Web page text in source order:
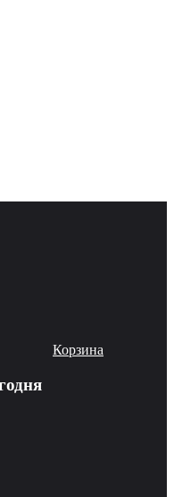
Корзина